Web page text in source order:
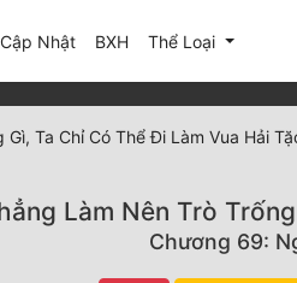
Nhật(current)
BXH Thể Loại
Ta Chỉ Có Thể Đi Làm Vua Hải
Làm Nên Trò
Chương 69: